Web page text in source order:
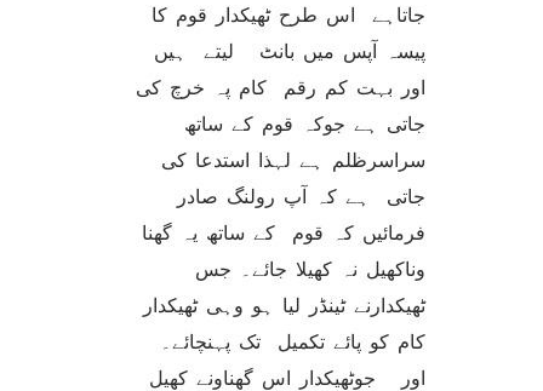
جاتاہے اس طرح ٹھیکدار قوم کا
پیسہ آپس میں بانٹ لیتے ہیں
اور بہت کم رقم کام پہ خرچ کی
جاتی ہے جوکہ قوم کے ساتھ
سراسرظلم ہے لہذا استدعا کی
جاتی ہے کہ آپ رولنگ صادر
فرمائیں کہ قوم کے ساتھ یہ گھنا
وناکھیل نہ کھیلا جائے۔ جس
ٹھیکدارنے ٹینڈر لیا ہو وہی ٹھیکدار
کام کو پائے تکمیل تک پہنچائے۔
اور جوٹھیکدار اس گھناونے کھیل